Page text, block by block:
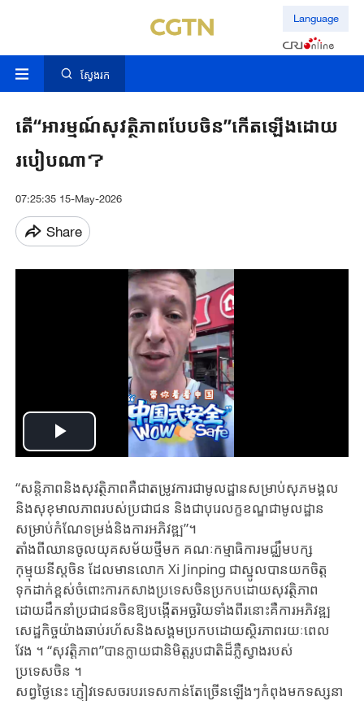
Language
ស្វែងរក
តើ“អារម្មណ៍សុវត្ថិភាពបែបចិន”កើតឡើងដោយ
របៀបណា？
07:25:35 15-May-2026
Share
Play
Video
“សន្តិភាពនិងសុវត្ថិភាពគឺជាតម្រូវការជាមូលដ្ឋានសម្រាប់សុភមង្គល
និងសុខុមាលភាពរបស់ប្រជាជន និងជាបុរេលក្ខខណ្ឌជា​មូលដ្ឋាន​
សម្រាប់កំណែទម្រង់​និងការអភិវឌ្ឍ”។
​តាំងពីឈាន​ចូល​យុគសម័យ​​ថ្មីមក គណៈកម្មាធិការមជ្ឈឹមបក្ស
កុម្មុយនីស្តចិន ​ដែលមាន​លោក Xi Jinping ជាស្នូល​បានយកចិត្ត
ទុកដាក់ខ្ពស់ចំពោះការកសាងប្រទេសចិនប្រកបដោយ​សុវត្ថិភាព​ ​
ដោយដឹកនាំប្រជាជនចិនឱ្យបង្កើត​អច្ឆរិយទាំងពីរនោះគឺការអភិវឌ្ឍ
សេដ្ឋកិច្ចយ៉ាងឆាប់រហ័ស​និងសង្គមប្រកបដោយ​ស្ថិរភាពរយៈពេល
វែង ។ “សុវត្តិភាព​”បានក្លាយជានិមិត្តរូបជាតិដ៏ភ្លឺស្វាងរបស់
ប្រទេសចិន ។
សព្វថ្ងៃនេះ ភ្ញៀវទេសចរបរទេសកាន់តែច្រើនឡើងៗកំពុងមកទស្សនា